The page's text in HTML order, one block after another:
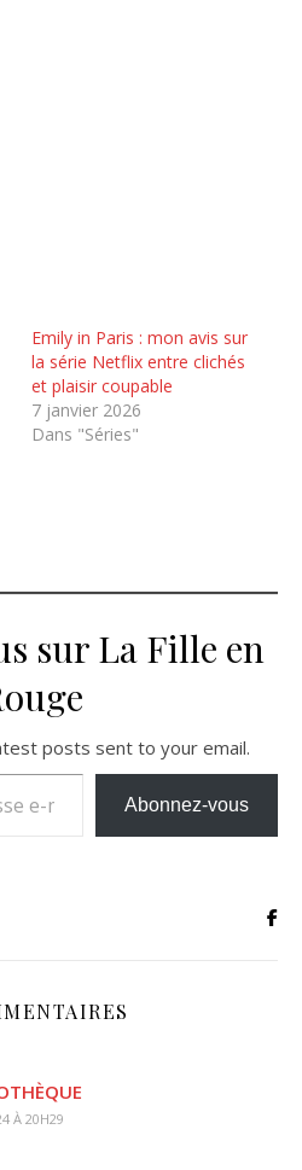
Emily in Paris : mon avis sur
la série Netflix entre clichés
et plaisir coupable
7 janvier 2026
Dans "Séries"
sur La Fille en
posts sent to your email.
mail…
Abonnez-vous
À 20H29